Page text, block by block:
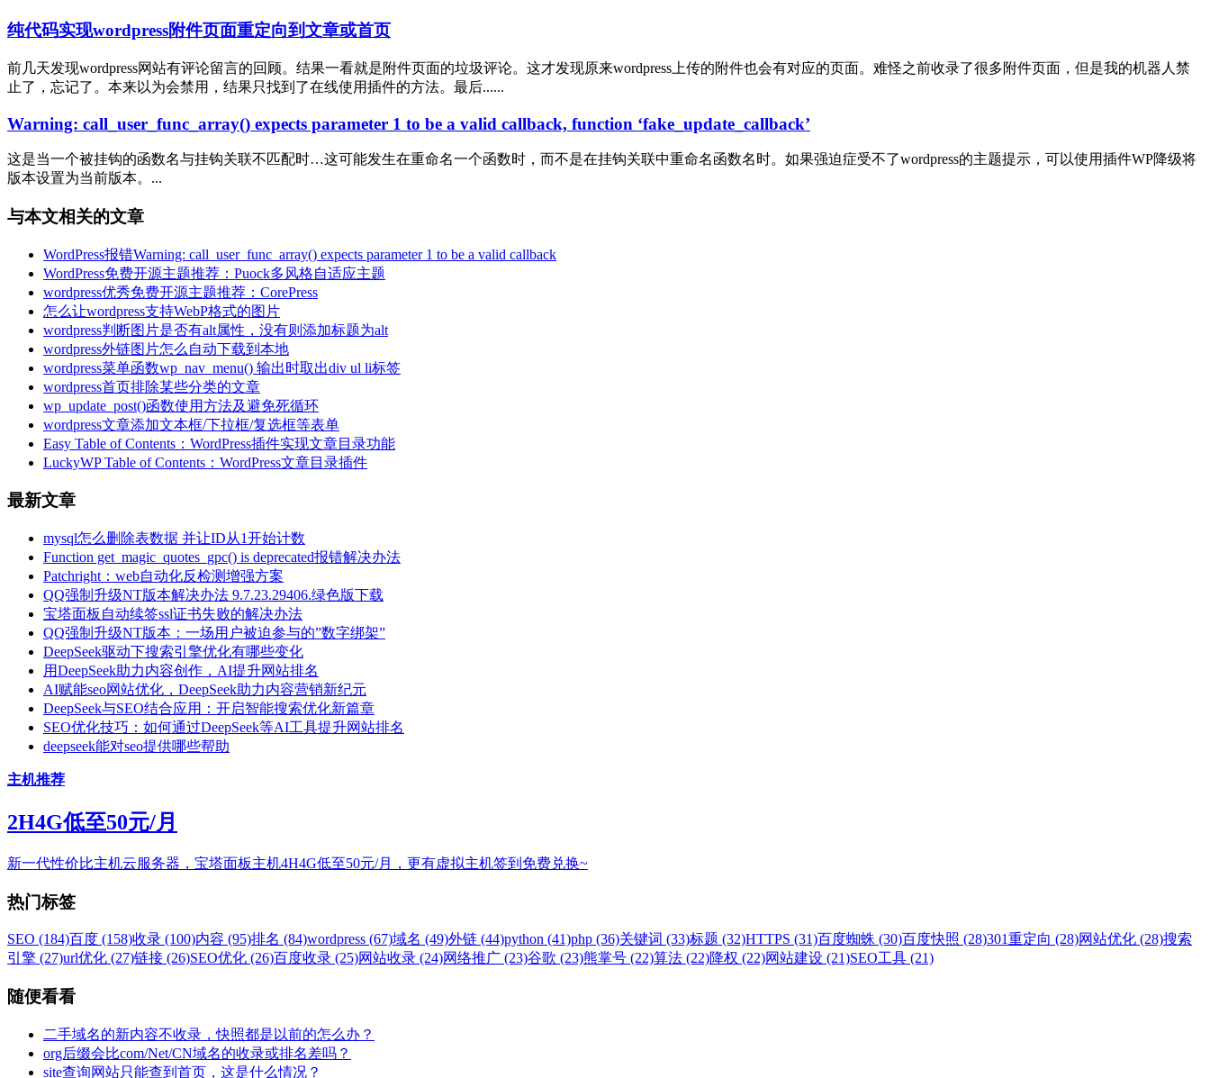
纯代码实现wordpress附件页面重定向到文章或首页
前几天发现wordpress网站有评论留言的回顾。结果一看就是附件页面的垃圾评论。这才发现原来wordpress上传的附件也会有对应的页面。难怪之前收录了很多附件页面，但是我的机器人禁
止了，忘记了。本来以为会禁用，结果只找到了在线使用插件的方法。最后......
Warning: call_user_func_array() expects parameter 1 to be a valid callback, function ‘fake_update_callback’
这是当一个被挂钩的函数名与挂钩关联不匹配时…这可能发生在重命名一个函数时，而不是在挂钩关联中重命名函数名时。如果强迫症受不了wordpress的主题提示，可以使用插件WP降级将
版本设置为当前版本。...
与本文相关的文章
WordPress报错Warning: call_user_func_array() expects parameter 1 to be a valid callback
WordPress免费开源主题推荐：Puock多风格自适应主题
wordpress优秀免费开源主题推荐：CorePress
怎么让wordpress支持WebP格式的图片
wordpress判断图片是否有alt属性，没有则添加标题为alt
wordpress外链图片怎么自动下载到本地
wordpress菜单函数wp_nav_menu() 输出时取出div ul li标签
wordpress首页排除某些分类的文章
wp_update_post()函数使用方法及避免死循环
wordpress文章添加文本框/下拉框/复选框等表单
Easy Table of Contents：WordPress插件实现文章目录功能
LuckyWP Table of Contents：WordPress文章目录插件
最新文章
mysql怎么删除表数据 并让ID从1开始计数
Function get_magic_quotes_gpc() is deprecated报错解决办法
Patchright：web自动化反检测增强方案
QQ强制升级NT版本解决办法 9.7.23.29406.绿色版下载
宝塔面板自动续签ssl证书失败的解决办法
QQ强制升级NT版本：一场用户被迫参与的”数字绑架”
DeepSeek驱动下搜索引擎优化有哪些变化
用DeepSeek助力内容创作，AI提升网站排名
AI赋能seo网站优化，DeepSeek助力内容营销新纪元
DeepSeek与SEO结合应用：开启智能搜索优化新篇章
SEO优化技巧：如何通过DeepSeek等AI工具提升网站排名
deepseek能对seo提供哪些帮助
主机推荐
2H4G低至50元/月
新一代性价比主机云服务器，宝塔面板主机4H4G低至50元/月，更有虚拟主机签到免费兑换~
热门标签
SEO (184)百度 (158)收录 (100)内容 (95)排名 (84)wordpress (67)域名 (49)外链 (44)python (41)php (36)关键词 (33)标题 (32)HTTPS (31)百度蜘蛛 (30)百度快照 (28)301重定向 (28)网站优化 (28)搜索
引擎 (27)url优化 (27)链接 (26)SEO优化 (26)百度收录 (25)网站收录 (24)网络推广 (23)谷歌 (23)熊掌号 (22)算法 (22)降权 (22)网站建设 (21)SEO工具 (21)
随便看看
二手域名的新内容不收录，快照都是以前的怎么办？
org后缀会比com/Net/CN域名的收录或排名差吗？
site查询网站只能查到首页，这是什么情况？